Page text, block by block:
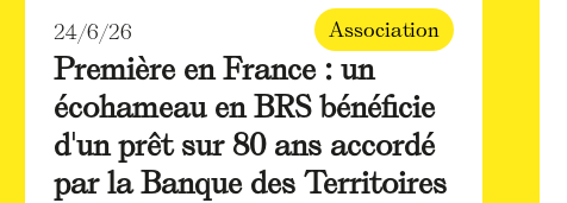
24/6/26 Association
Première en France : un
écohameau en BRS bénéficie
d'un prêt sur 80 ans accordé
par la Banque des Territoires